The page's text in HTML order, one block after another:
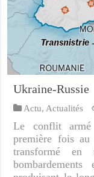
Ukraine-Russie
Actu, Actualités
Le conflit armé
première fois au
transformé en